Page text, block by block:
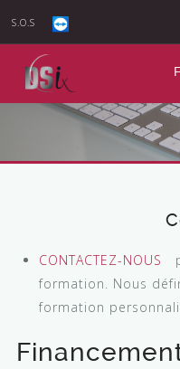
S.O.S
CONTACTEZ-NOUS
formation. Nous
formation